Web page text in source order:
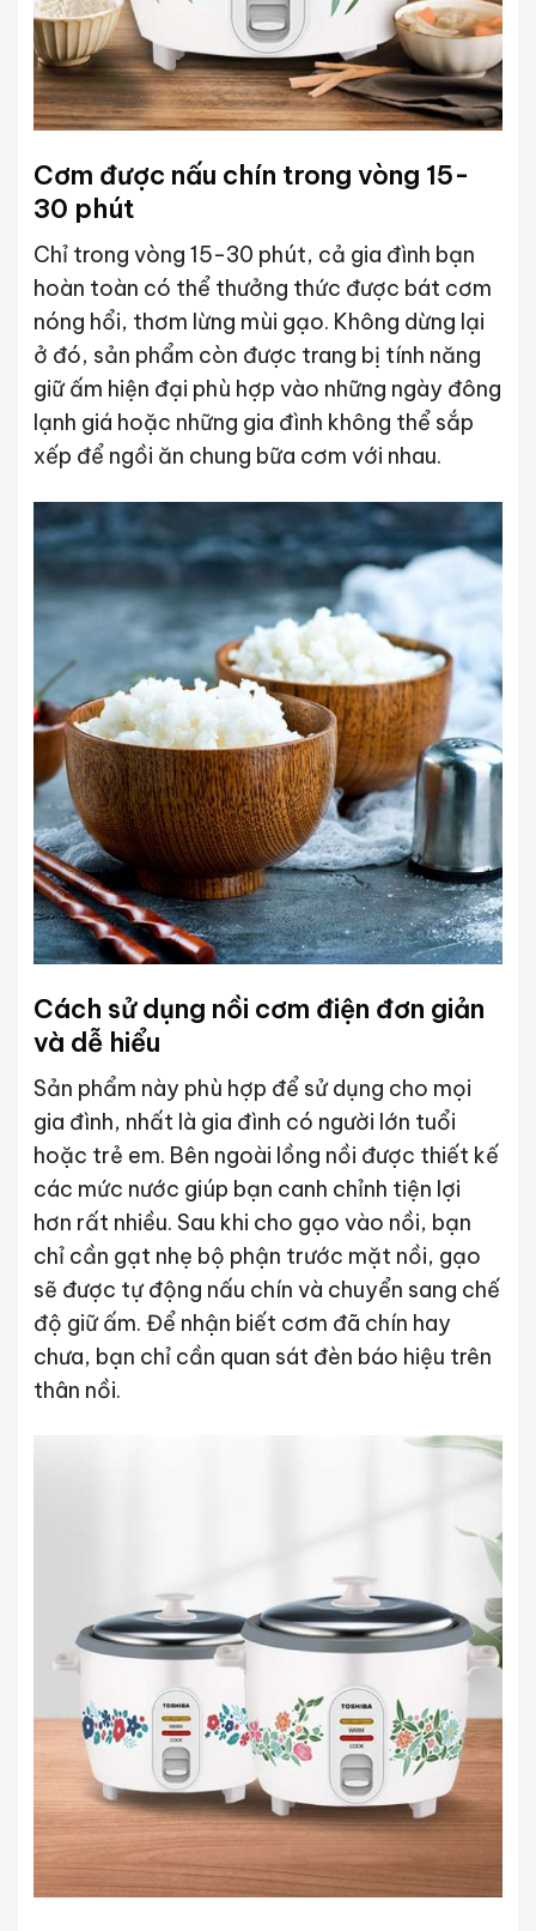
Cơm được nấu chín trong vòng 15-
30 phút
Chỉ trong vòng 15-30 phút, cả gia đình bạn
hoàn toàn có thể thưởng thức được bát cơm
nóng hổi, thơm lừng mùi gạo. Không dừng lại
ở đó, sản phẩm còn được trang bị tính năng
giữ ấm hiện đại phù hợp vào những ngày đông
lạnh giá hoặc những gia đình không thể sắp
xếp để ngồi ăn chung bữa cơm với nhau.
Cách sử dụng nồi cơm điện đơn giản
và dễ hiểu
Sản phẩm này phù hợp để sử dụng cho mọi
gia đình, nhất là gia đình có người lớn tuổi
hoặc trẻ em. Bên ngoài lồng nồi được thiết kế
các mức nước giúp bạn canh chỉnh tiện lợi
hơn rất nhiều. Sau khi cho gạo vào nồi, bạn
chỉ cần gạt nhẹ bộ phận trước mặt nồi, gạo
sẽ được tự động nấu chín và chuyển sang chế
độ giữ ấm. Để nhận biết cơm đã chín hay
chưa, bạn chỉ cần quan sát đèn báo hiệu trên
thân nồi.